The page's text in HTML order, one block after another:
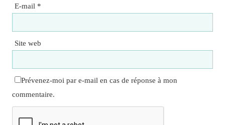
E-mail *
Site web
Prévenez-moi par e-mail en cas de réponse à mon
commentaire.